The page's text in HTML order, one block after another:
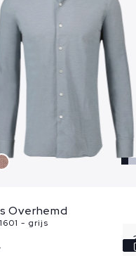
Overhemd
- grijs